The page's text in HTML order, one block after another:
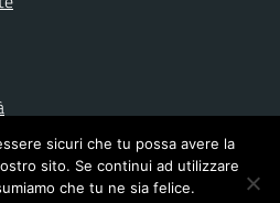
sicuri che tu possa avere la
sito. Se continui ad utilizzare
che tu ne sia felice.